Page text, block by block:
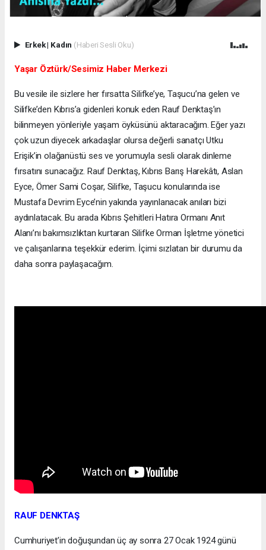
Erkek| Kadın (Haberi Sesli Oku)
Yaşar Öztürk/Sesimiz Haber Merkezi
Bu vesile ile sizlere her fırsatta Silifke’ye, Taşucu’na gelen ve
Silifke’den Kıbrıs’a gidenleri konuk eden Rauf Denktaş’ın
bilinmeyen yönleriyle yaşam öyküsünü aktaracağım. Eğer yazı
çok uzun diyecek arkadaşlar olursa değerli sanatçı Utku
Erişik’in olağanüstü ses ve yorumuyla sesli olarak dinleme
fırsatını sunacağız. Rauf Denktaş, Kıbrıs Barış Harekâtı, Aslan
Eyce, Ömer Sami Coşar, Silifke, Taşucu konularında ise
Mustafa Devrim Eyce’nin yakında yayınlanacak anıları bizi
aydınlatacak. Bu arada Kıbrıs Şehitleri Hatıra Ormanı Anıt
Alanı’nı bakımsızlıktan kurtaran Silifke Orman İşletme yönetici
ve çalışanlarına teşekkür ederim. İçimi sızlatan bir durumu da
daha sonra paylaşacağım.
RAUF DENKTAŞ
Cumhuriyet’in doğuşundan üç ay sonra 27 Ocak 1924 günü